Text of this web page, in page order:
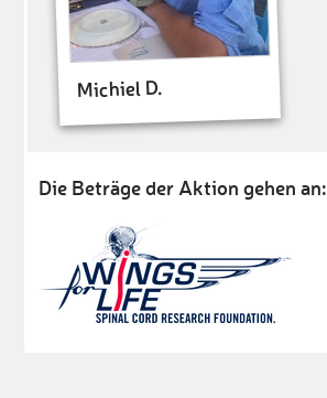
Michiel D.
Die Beträge der Aktion gehen an: